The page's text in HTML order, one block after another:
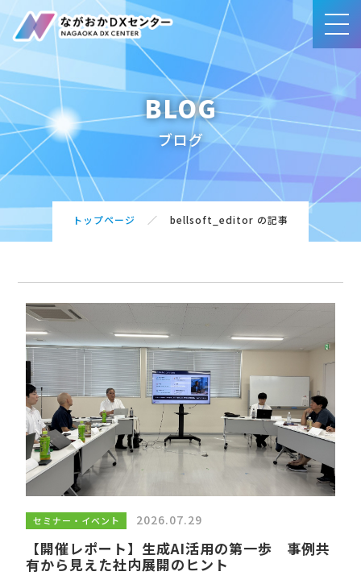
事業内容
賛同団体・サポート企業一覧
ブログ
お問合せ・ご相談
賛同団体・サポート企業様向け
ページ
賛同団体・サポート企業様向けコンテンツの
閲覧にはログインが必要となります。IDとパ
BLOG
ブログ
トップページ bellsoft_editor の記事
セミナー・イベント 2026.07.29
【開催レポート】生成AI活用の第一歩 事例共
有から見えた社内展開のヒント